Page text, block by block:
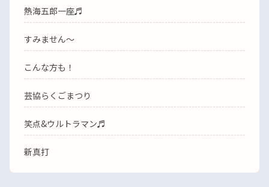
熱海五郎一座♬
すみません〜
こんな方も！
芸協らくごまつり
笑点&ウルトラマン♬
新真打